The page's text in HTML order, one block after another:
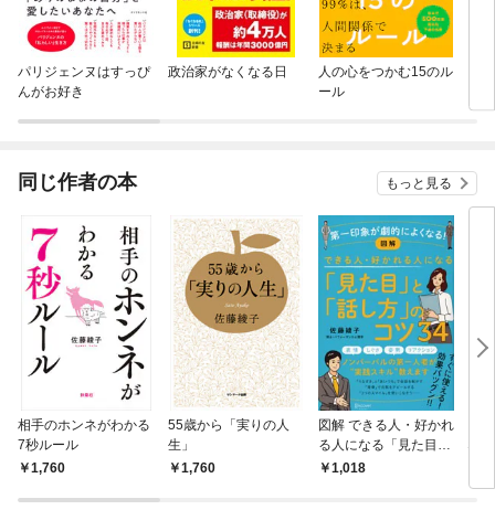
パリジェンヌはすっぴ
んがお好き
政治家がなくなる日
人の心をつかむ15のル
ール
同じ作者の本 もっと見る
相手のホンネがわかる
7秒ルール
1,760
55歳から「実りの人
生」
1,760
図解 できる人・好かれ
る人になる「見た目」
「話し方」のコツ34
1,018
な。